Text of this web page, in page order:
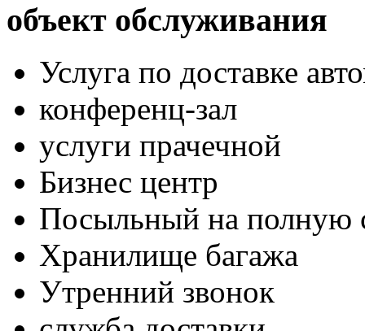
объект обслуживания
Услуга по доставке
конференц-зал
услуги прачечной
Бизнес центр
Посыльный на полную
Хранилище багажа
Утренний звонок